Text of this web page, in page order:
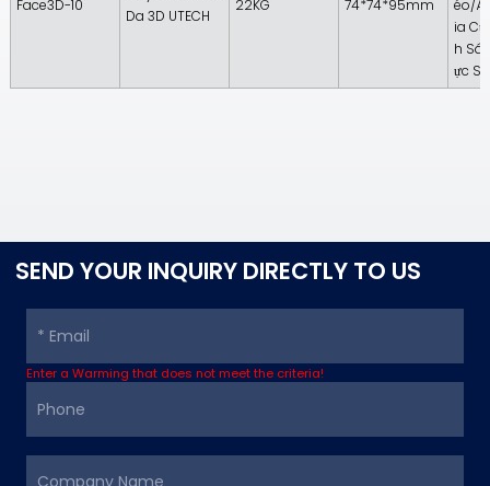
Face3D-10
Da 3D UTECH
22KG 74*74*95mm
Éo/
Ia
H
Ực
SEND YOUR INQUIRY DIRECTLY TO US
Enter a Warming that does not meet the criteria!